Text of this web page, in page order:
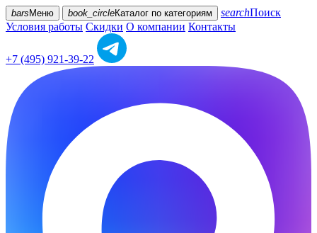
bars Меню book_circleКаталог по категориям searchПоиск
Условия работы Скидки О компании Контакты
+7 (495) 921-39-22